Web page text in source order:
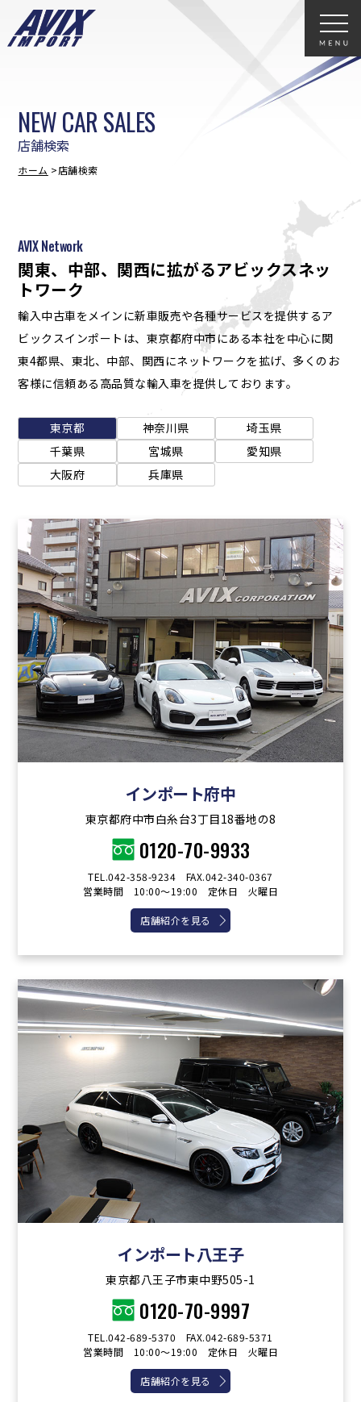
店舗検索
NEW CAR SALES
ホーム 店舗検索
関東、中部、関西に拡がるアビックスネッ
トワーク
AVIX Network
輸入中古車をメインに新車販売や各種サービスを提供するア
ビックスインポートは、東京都府中市にある本社を中心に関
東4都県、東北、中部、関西にネットワークを拡げ、多くのお
客様に信頼ある高品質な輸入車を提供しております。
東京都 神奈川県
埼玉県
千葉県
宮城県
愛知県
大阪府
兵庫県
インポート府中
東京都府中市白糸台3丁目18番地の8
0120-70-9933
TEL.042-358-9234 FAX.042-340-0367
営業時間 10:00～19:00 定休日 火曜日
店舗紹介を見る
インポート八王子
東京都八王子市東中野505-1
0120-70-9997
TEL.042-689-5370 FAX.042-689-5371
営業時間 10:00～19:00 定休日 火曜日
店舗紹介を見る